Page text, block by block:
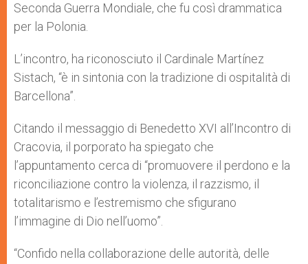
Seconda Guerra Mondiale, che fu così drammatica
per la Polonia.
L’incontro, ha riconosciuto il Cardinale Martínez
Sistach, “è in sintonia con la tradizione di ospitalità di
Barcellona”.
Citando il messaggio di Benedetto XVI all’Incontro di
Cracovia, il porporato ha spiegato che
l’appuntamento cerca di “promuovere il perdono e la
riconciliazione contro la violenza, il razzismo, il
totalitarismo e l’estremismo che sfigurano
l’immagine di Dio nell’uomo”.
“Confido nella collaborazione delle autorità, delle